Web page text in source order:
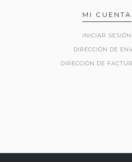
MI CUENTA
INICIAR SESIÓN
DIRECCIÓN DE
DIRECCIÓN DE